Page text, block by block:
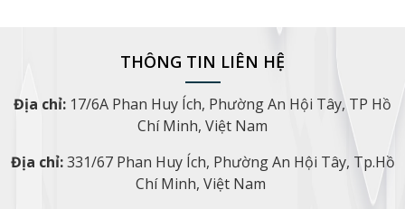
THÔNG TIN LIÊN HỆ
Địa chỉ: 17/6A Phan Huy Ích, Phường An Hội Tây, TP Hồ
Chí Minh, Việt Nam
Địa chỉ:331/67 Phan Huy Ích, Phường An Hội Tây, Tp.Hồ
Chí Minh, Việt Nam